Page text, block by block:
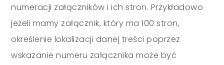
numeracji załączników i ich stron. Przykładowo
jeżeli mamy załącznik, który ma 100 stron,
określenie lokalizacji danej treści poprzez
wskazanie numeru załącznika może być